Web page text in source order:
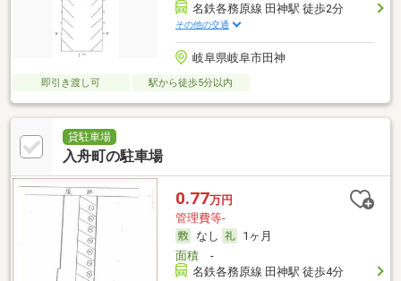
名鉄各務原線 田神駅 徒歩2分
その他の交通
岐阜県岐阜市田神
即引き渡し可 駅から徒歩5分以内
貸駐車場
入舟町の駐車場
0.77万円
管理費等-
なし
1ヶ月
面積-
名鉄各務原線 田神駅 徒歩4分